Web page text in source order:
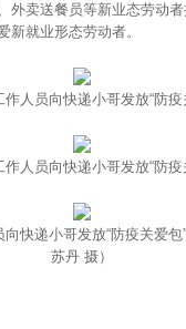
外卖送餐员等新业态劳动
新就业形态劳动者。
人员向快递小哥发放“防疫
人员向快递小哥发放“防疫
快递小哥发放“防疫关爱包
苏丹 摄）